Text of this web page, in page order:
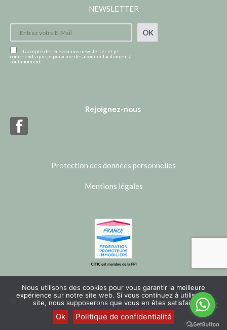
NEWSLETTER
J’accepte de recevoir nos newsletter et je
comprends que je peux me désabonner facilement à
tout moment.
OK
Rejoignez-nous
Protection des données personnelles
Mentions légales
© CITIC 2020. Tous droits réservés. Conçu parIBSTUDIO
Nous utilisons des cookies pour vous garantir la meilleure
expérience sur notre site web. Si vous continuez à utiliser ce
site, nous supposerons que vous en êtes satisfait.
Ok Politique de confidentialité